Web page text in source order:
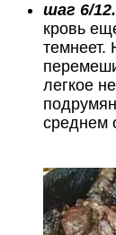
шаг 6/12.
кровь
темнеет.
легкое
среднем